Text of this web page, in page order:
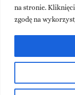
na stronie.
zgodę na
Masz pytanie?